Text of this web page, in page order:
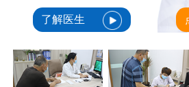
了解医生